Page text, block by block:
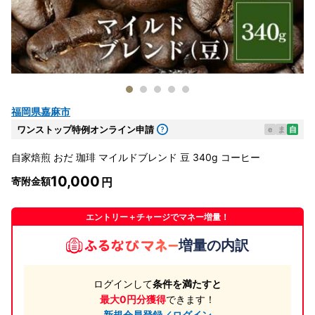
福岡県嘉麻市
ワンストップ特例オンライン申請 e ま 自
自家焙煎 おだ 珈琲 マイルドブレンド 豆 340g コーヒー
寄附金額10,000
エントリー＋チャージでマネー増量！
増量の内訳
ログインして条件を満たすと
最大0円分獲得できます！